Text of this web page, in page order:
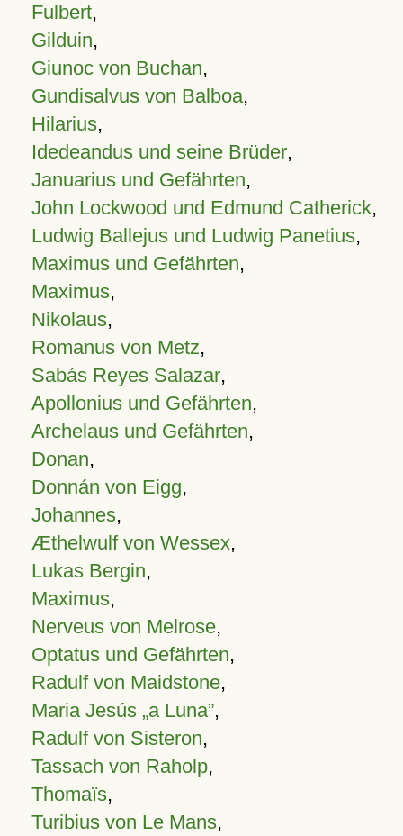
Fulbert,
Gilduin,
Giunoc von Buchan,
Gundisalvus von Balboa,
Hilarius,
Idedeandus und seine Brüder,
Januarius und Gefährten,
John Lockwood und Edmund Catherick,
Ludwig Ballejus und Ludwig Panetius,
Maximus und Gefährten,
Maximus,
Nikolaus,
Romanus von Metz,
Sabás Reyes Salazar,
Apollonius und Gefährten,
Archelaus und Gefährten,
Donan,
Donnán von Eigg,
Johannes,
Æthelwulf von Wessex,
Lukas Bergin,
Maximus,
Nerveus von Melrose,
Optatus und Gefährten,
Radulf von Maidstone,
Maria Jesús „a Luna”,
Radulf von Sisteron,
Tassach von Raholp,
Thomaïs,
Turibius von Le Mans,